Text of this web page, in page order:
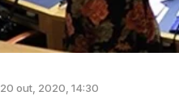
20 out, 2020, 14:30